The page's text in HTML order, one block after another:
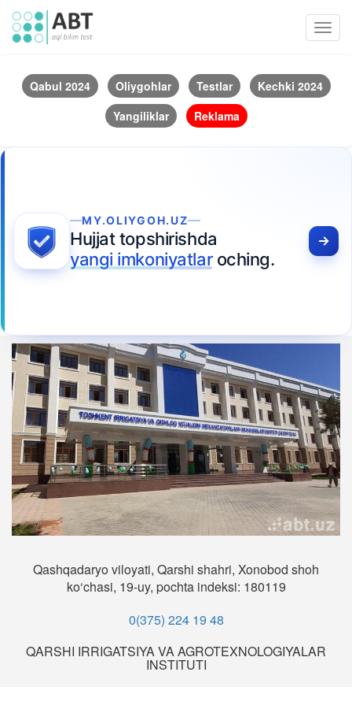
Qabul 2024 Oliygohlar Testlar
Kechki 2024
Yangiliklar
Reklama
MY.OLIYGOH.UZ
Hujjat topshirishda
yangi imkoniyatlaroching.
Qashqadaryo viloyati, Qarshi shahri, Xonobod shoh
ko‘chasi, 19-uy, pochta indeksi: 180119
0(375) 224 19 48
QARSHI IRRIGATSIYA VA AGROTEXNOLOGIYALAR
INSTITUTI